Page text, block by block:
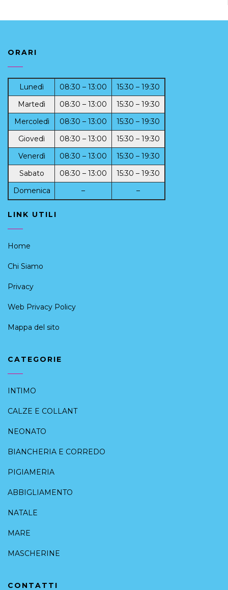
ORARI
Lunedì 08:30 – 13:00
15:30 – 19:30
Martedì
08:30 – 13:00
15:30 – 19:30
Mercoledì
08:30 – 13:00
15:30 – 19:30
Giovedì
08:30 – 13:00
15:30 – 19:30
Venerdì
08:30 – 13:00
15:30 – 19:30
Sabato
08:30 – 13:00
15:30 – 19:30
Domenica
– –
LINK UTILI
Home
Chi Siamo
Privacy
Web Privacy Policy
Mappa del sito
CATEGORIE
INTIMO
CALZE E COLLANT
NEONATO
BIANCHERIA E CORREDO
PIGIAMERIA
ABBIGLIAMENTO
NATALE
MARE
MASCHERINE
CONTATTI